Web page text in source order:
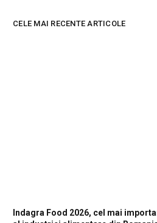
CELE MAI RECENTE ARTICOLE
Indagra Food 2026, cel mai